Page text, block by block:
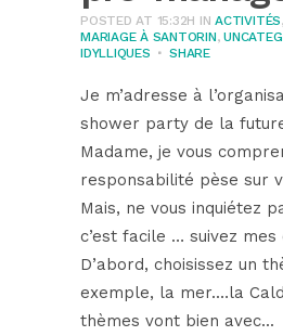
POSTED AT 15:32H INACTIVITÉS,
MARIAGE À SANTORIN,
IDYLLIQUES
SHARE
Je m’adresse à
shower party de la
Madame, je vous
responsabilité pèse sur
Mais, ne vous inquiétez
c’est facile … suivez mes
D’abord, choisissez un
exemple, la mer.…la
thèmes vont bien avec...